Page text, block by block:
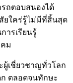
ถตอบสนองได้
ยใคร่รู้ไม่มีที่สิ้นสุด
ารเรียนรู้
ม
ผู้เชี่ยวชาญทั่วโลก
ตลอดจนทักษะ